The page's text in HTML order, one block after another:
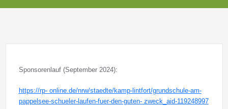
Sponsorenlauf (September 2024):
https://rp- online.de/nrw/staedte/kamp-lintfort/grundschule-am-
pappelsee-schueler-laufen-fuer-den-guten- zweck_aid-119248997